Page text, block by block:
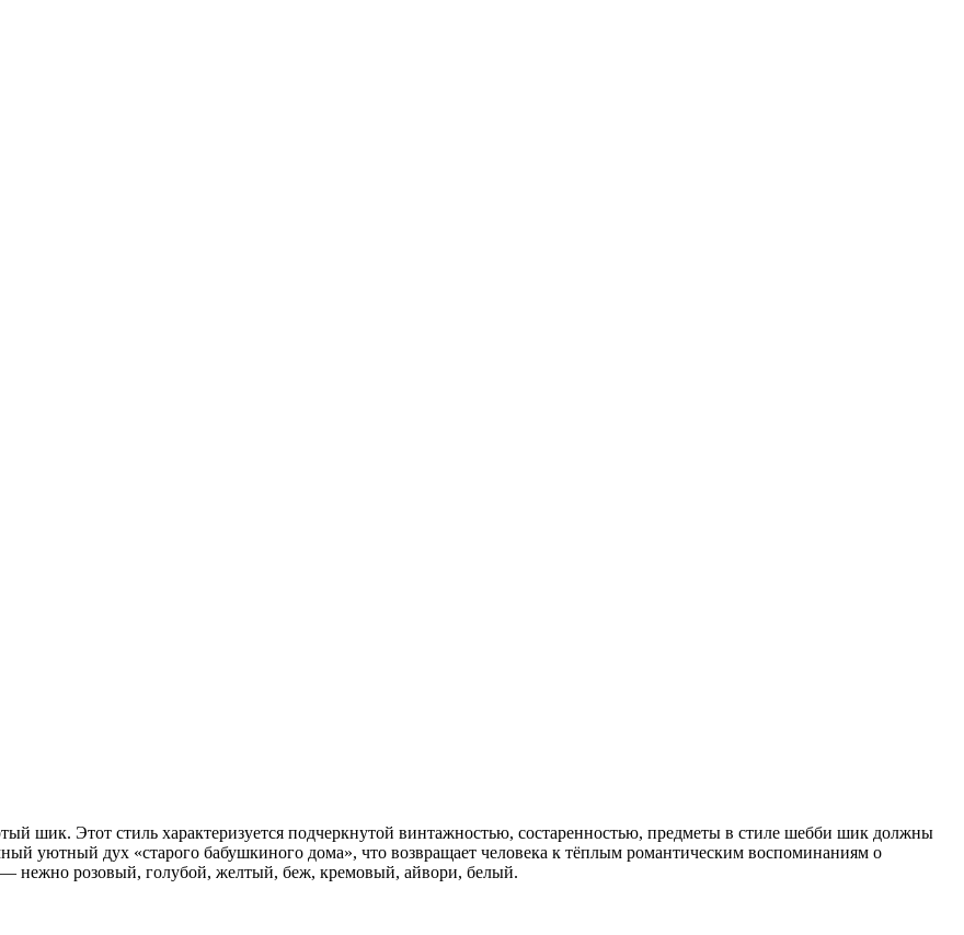
шик. Этот стиль характеризуется подчеркнутой винтажностью, состаренностью, предметы в стиле шебби шик должны
уютный дух «старого бабушкиного дома», что возвращает человека к тёплым романтическим воспоминаниям о
— нежно розовый, голубой, желтый, беж, кремовый, айвори, белый.